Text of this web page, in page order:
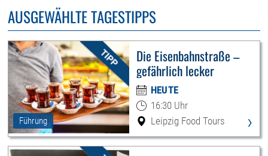
AUSGEWÄHLTE TAGESTIPPS
Führung
Die Eisenbahnstraße –
gefährlich lecker
HEUTE
16:30 Uhr
Leipzig Food Tours
›